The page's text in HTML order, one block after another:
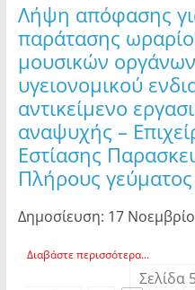
Λήψη απόφασης
παράτασης
μουσικών
υγειονομικού
αντικείμενο
αναψυχής –
Εστίασης
Πλήρους
Δημοσίευση: 17
Διαβάστε περισσότερα...
Σελίδα